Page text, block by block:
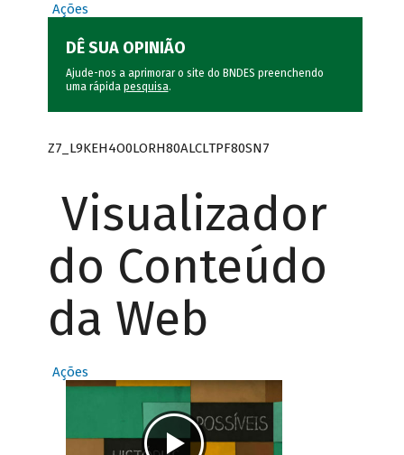
Ações
DÊ SUA OPINIÃO
Ajude-nos a aprimorar o site do BNDES preenchendo
uma rápida pesquisa.
Z7_L9KEH4O0LORH80ALCLTPF80SN7
Visualizador
do Conteúdo
da Web
Ações